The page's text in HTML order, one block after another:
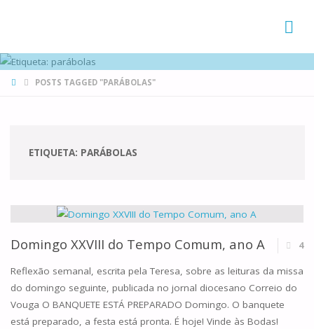
HOMEPOSTS TAGGED "PARÁBOLAS"
ETIQUETA: PARÁBOLAS
Domingo XXVIII do Tempo Comum, ano A 4
Reflexão semanal, escrita pela Teresa, sobre as leituras da missa
do domingo seguinte, publicada no jornal diocesano Correio do
Vouga O BANQUETE ESTÁ PREPARADO Domingo. O banquete
está preparado, a festa está pronta. É hoje! Vinde às Bodas!